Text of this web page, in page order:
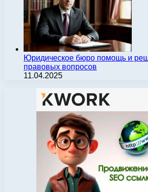
Юридическое бюро помощь и
правовых вопросов
11.04.2025